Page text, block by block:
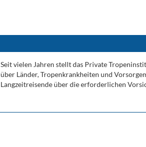
Seit vielen Jahren stellt das Private
über Länder, Tropenkrankheiten und
Langzeitreisende über die erforderlichen